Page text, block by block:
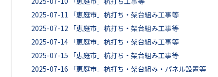
2025-07-11
「恵庭市」杭打ち・架台組み工事等
2025-07-12
「恵庭市」杭打ち・架台組み工事等
2025-07-14 「恵庭市」杭打ち・架台組み工事等
2025-07-15
「恵庭市」杭打ち・架台組み工事等
2025-07-16
「恵庭市」杭打ち・架台組み・パネル設置等